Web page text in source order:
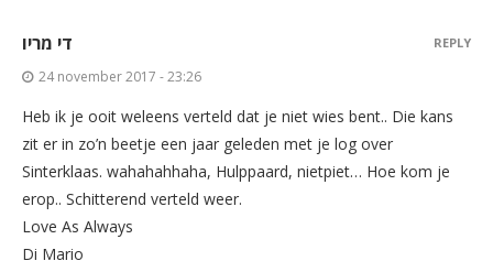
די מריו
24 november 2017 - 23:26
Heb ik je ooit weleens verteld dat je niet wies bent.. Die kans
zit er in zo’n beetje een jaar geleden met je log over
Sinterklaas. wahahahhaha, Hulppaard, nietpiet… Hoe kom je
erop.. Schitterend verteld weer.
Love As Always
Di Mario
REPLY